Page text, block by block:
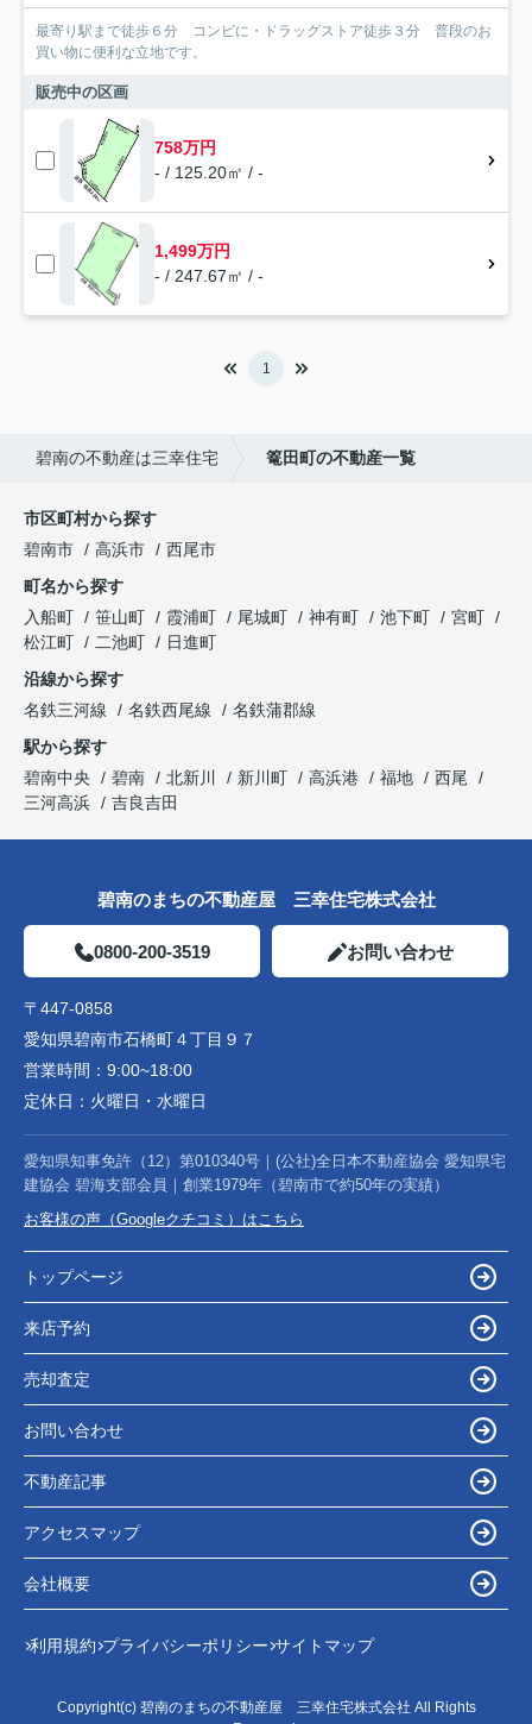
最寄り駅まで徒歩６分 コンビに・ドラッグストア徒歩３分 普段のお
買い物に便利な立地です。
販売中の区画
758万円
- / 125.20㎡ / -
1,499万円
- / 247.67㎡ / -
1
碧南の不動産は三幸住宅 篭田町の不動産一覧
市区町村から探す
碧南市
高浜市
西尾市
町名から探す
入船町
笹山町 霞浦町 尾城町 神有町 池下町
宮町
松江町
二池町
日進町
沿線から探す
名鉄三河線
名鉄西尾線
名鉄蒲郡線
駅から探す
碧南中央
碧南 北新川 新川町 高浜港 福地
西尾
三河高浜
吉良吉田
碧南のまちの不動産屋 三幸住宅株式会社
0800-200-3519 お問い合わせ
〒447-0858
愛知県碧南市石橋町４丁目９７
営業時間： 9:00~18:00
定休日： 火曜日・水曜日
愛知県知事免許（12）第010340号｜(公社)全日本不動産協会 愛知県宅
建協会 碧海支部会員｜創業1979年（碧南市で約50年の実績）
お客様の声（Googleクチコミ）はこちら
トップページ
来店予約
売却査定
お問い合わせ
不動産記事
アクセスマップ
会社概要
利用規約 プライバシーポリシー サイトマップ
Copyright(c) 碧南のまちの不動産屋 三幸住宅株式会社 All Rights